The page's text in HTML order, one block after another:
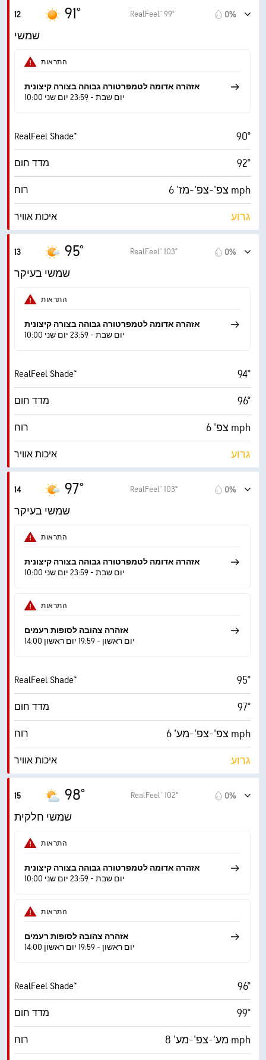
תקרת עננים
12 91° RealFeel® 99° 0%
שמשי
התראות
אזהרה אדומה לטמפרטורה גבוהה בצורה קיצונית
10:00 יום שבת - 23:59 יום שני
RealFeel Shade™ 90°
מדד חום 92°
רוח צפ'-צפ'-מז' 6 mph
איכות אוויר גרוע
מדד UV מרבי
משב רוח
לחות
נקודת טל 63° F
כיסוי עננים 8%
ראות 10 מייל
תקרת עננים ‎30000 ft
13 95° RealFeel® 103° 0%
שמשי בעיקר
התראות
אזהרה אדומה לטמפרטורה גבוהה בצורה קיצונית
10:00 יום שבת - 23:59 יום שני
RealFeel Shade™ 94°
מדד חום 96°
רוח צפ' 6 mph
איכות אוויר גרוע
מדד UV מרבי
משב רוח
לחות
נקודת טל 62° F
ראות
14 97° RealFeel® 103° 0%
שמשי בעיקר
התראות
אזהרה אדומה לטמפרטורה גבוהה בצורה קיצונית
10:00 יום שבת - 23:59 יום שני
התראות
אזהרה צהובה לסופות רעמים
14:00 יום ראשון - 19:59 יום ראשון
RealFeel Shade™ 95°
מדד חום 97°
רוח צפ'-צפ'-מע' 6 mph
איכות אוויר גרוע
מדד UV מרבי
משב רוח
לחות
נקודת טל 61° F
ראות
15 98° RealFeel® 102° 0%
שמשי חלקית
התראות
אזהרה אדומה לטמפרטורה גבוהה בצורה קיצונית
10:00 יום שבת - 23:59 יום שני
התראות
אזהרה צהובה לסופות רעמים
14:00 יום ראשון - 19:59 יום ראשון
RealFeel Shade™ 96°
מדד חום 99°
רוח מע'-צפ'-מע' 8 mph